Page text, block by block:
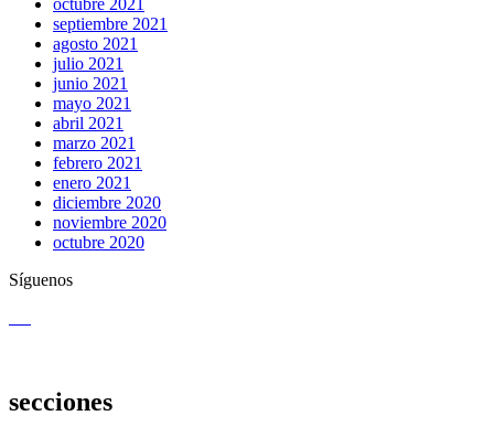
septiembre 2021
agosto 2021
julio 2021
junio 2021
mayo 2021
abril 2021
marzo 2021
febrero 2021
enero 2021
diciembre 2020
noviembre 2020
octubre 2020
Síguenos
secciones